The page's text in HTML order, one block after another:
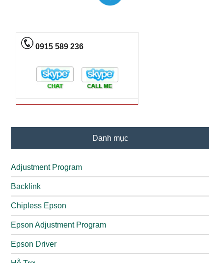
0915 589 236
Danh mục
Adjustment Program
Backlink
Chipless Epson
Epson Adjustment Program
Epson Driver